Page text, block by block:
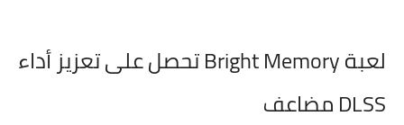
لعبة Bright Memory تحصل على تعزيز أداء
DLSS مضاعف